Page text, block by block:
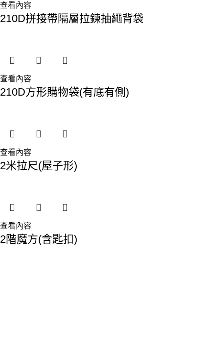
查看內容
210D拼接帶隔層拉鍊抽繩背袋
查看內容
210D方形購物袋(有底有側)
查看內容
2米拉尺(屋子形)
查看內容
2階魔方(含匙扣)